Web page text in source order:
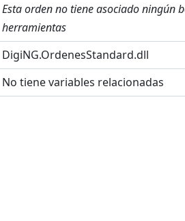
Esta orden no tiene asociado ningún
herramientas
DigiNG.OrdenesStandard.dll
No tiene variables relacionadas